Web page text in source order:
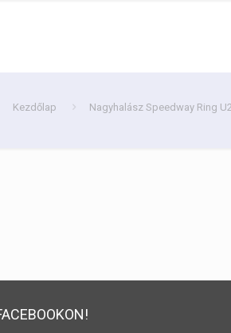
Kezdőlap Nagyhalász Speedway Ring